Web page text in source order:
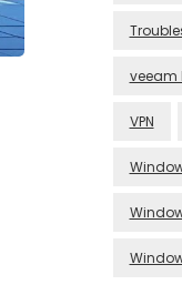
veeam
VPN